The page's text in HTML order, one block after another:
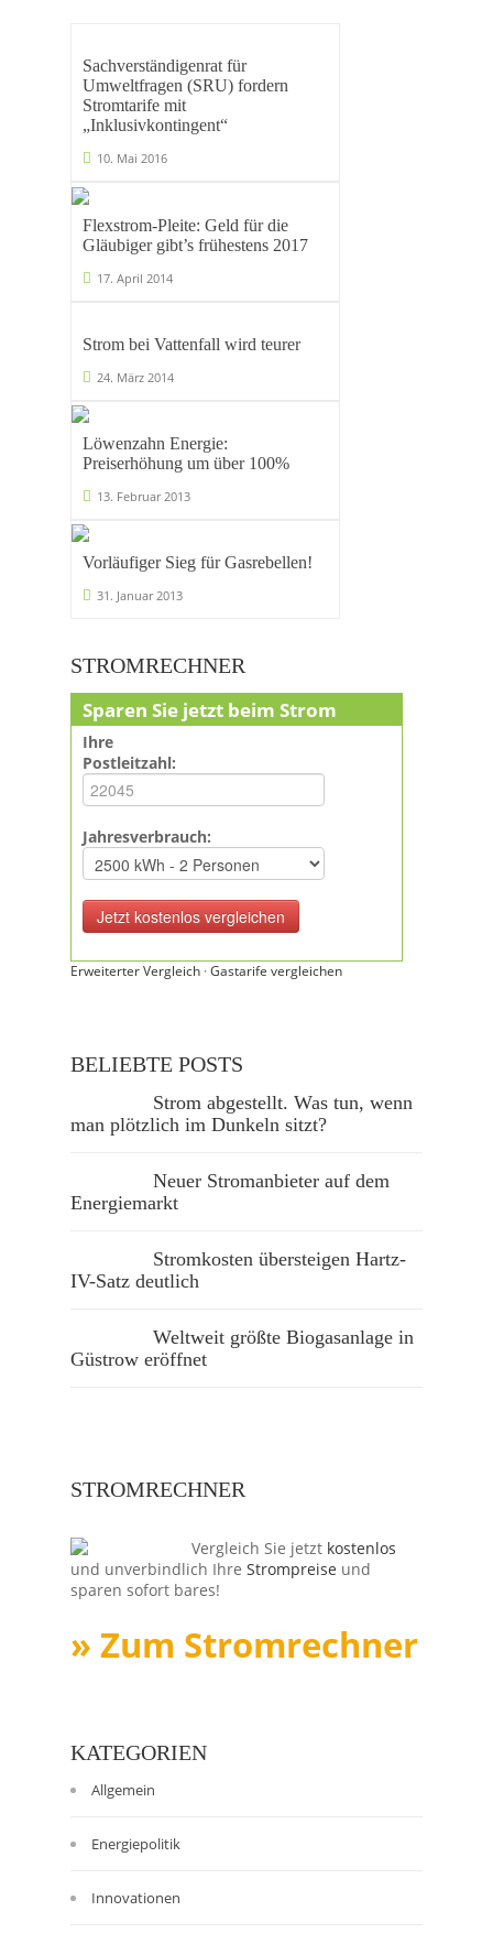
Sachverständigenrat für
Umweltfragen (SRU) fordern
Stromtarife mit
„Inklusivkontingent“
10. Mai 2016
Flexstrom-Pleite: Geld für die
Gläubiger gibt’s frühestens 2017
17. April 2014
Strom bei Vattenfall wird teurer
24. März 2014
Löwenzahn Energie:
Preiserhöhung um über 100%
13. Februar 2013
Vorläufiger Sieg für Gasrebellen!
31. Januar 2013
STROMRECHNER
Sparen Sie jetzt beim Strom
Ihre
Postleitzahl:
Jahresverbrauch:
Erweiterter Vergleich ·Gastarife vergleichen
BELIEBTE POSTS
Strom abgestellt. Was tun, wenn
man plötzlich im Dunkeln sitzt?
Neuer Stromanbieter auf dem
Energiemarkt
Stromkosten übersteigen Hartz-
IV-Satz deutlich
Weltweit größte Biogasanlage in
Güstrow eröffnet
STROMRECHNER
Vergleich Sie jetzt kostenlos
und unverbindlich Ihre Strompreise und
sparen sofort bares!
» Zum Stromrechner
KATEGORIEN
Allgemein
Energiepolitik
Innovationen